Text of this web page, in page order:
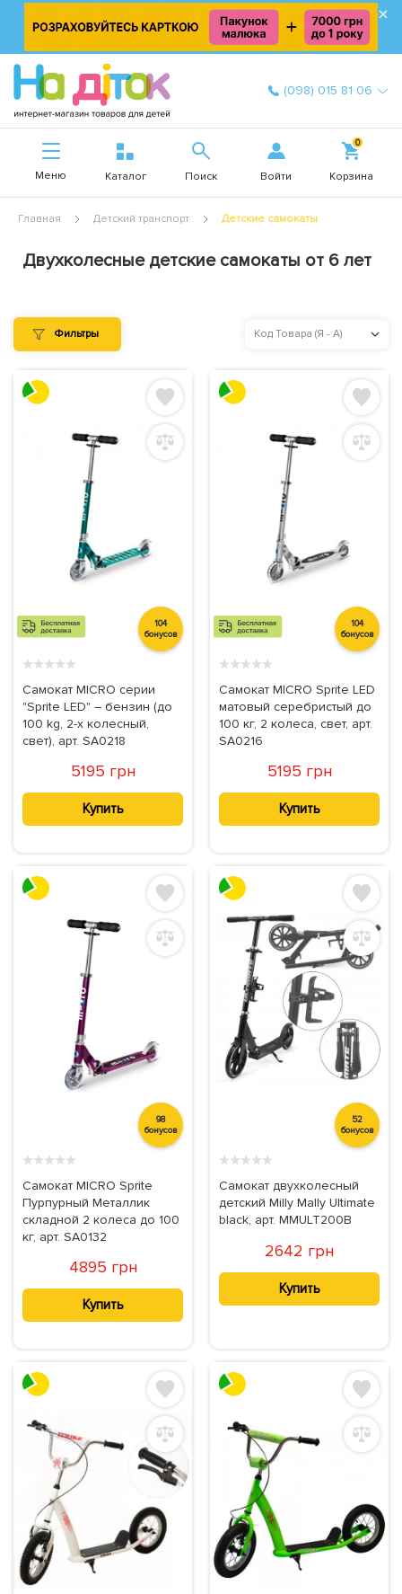
×
(098) 015 81 06
Меню Каталог Поиск Войти
0
Корзина
Главная Детский транспорт Детские самокаты
Двухколесные детские самокаты от 6 лет
Фильтры Код Товара (Я - А)
104
бонусов
★★★★★
Самокат MICRO серии
"Sprite LED" – бензин (до
100 kg, 2-х колесный,
свет), арт. SA0218
5195 грн
Купить
104
бонусов
★★★★★
Самокат MICRO Sprite LED
матовый серебристый до
100 кг, 2 колеса, свет, арт.
SA0216
5195 грн
Купить
98
бонусов
★★★★★
Самокат MICRO Sprite
Пурпурный Металлик
складной 2 колеса до 100
кг, арт. SA0132
4895 грн
Купить
52
бонусов
★★★★★
Самокат двухколесный
детский Milly Mally Ultimate
black, арт. MMULT200B
2642 грн
Купить